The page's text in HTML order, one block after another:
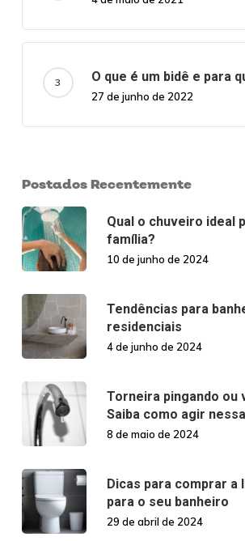
O que é um bidê e para
27 de junho de 2022
Postados Recentemente
Qual o chuveiro ideal
família?
10 de junho de 2024
Tendências para
residenciais
4 de junho de 2024
Torneira pingando ou
Saiba como agir
8 de maio de 2024
Dicas para comprar a
para o seu banheiro
29 de abril de 2024